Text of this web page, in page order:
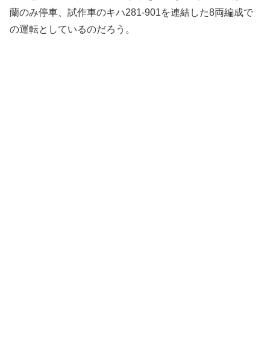
蘭のみ停車、試作車のキハ281-901を連結した8両編成で
の運転としているのだろう。